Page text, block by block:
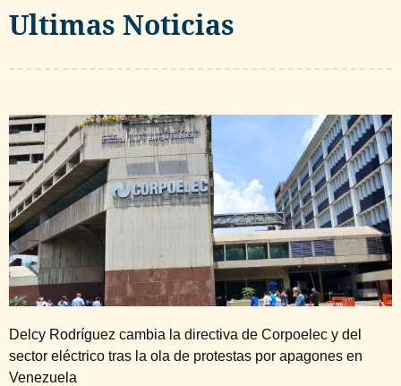
Ultimas Noticias
Delcy Rodríguez cambia la directiva de Corpoelec y del
sector eléctrico tras la ola de protestas por apagones en
Venezuela